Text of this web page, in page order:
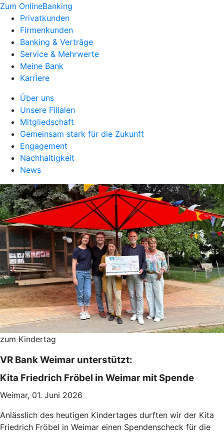
Zum OnlineBanking
Privatkunden
Firmenkunden
Banking & Verträge
Service & Mehrwerte
Meine Bank
Karriere
Über uns
Unsere Filialen
Mitgliedschaft
Gemeinsam stark für die Zukunft
Engagement
Nachhaltigkeit
News
zum Kindertag
VR Bank Weimar unterstützt:
Kita Friedrich Fröbel in Weimar mit Spende
Weimar, 01. Juni 2026
Anlässlich des heutigen Kindertages durften wir der Kita
Friedrich Fröbel in Weimar einen Spendenscheck für die